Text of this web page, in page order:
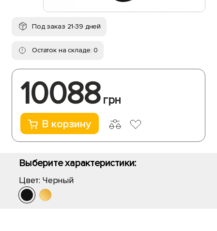
Под заказ 21-39 дней
Остаток на складе: 0
10088 грн
В корзину
Выберите характеристики:
Цвет: Черный